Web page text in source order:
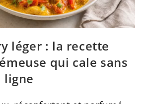
léger : la recette
qui cale sans
ligne